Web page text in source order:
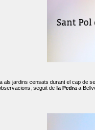
als jardins censats durant el cap de
seguit de la Pedra a